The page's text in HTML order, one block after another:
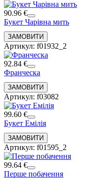
90.96 €
Букет Чарівна мить
Артикул: f01932_2
92.84 €
Франческа
Артикул: f03082
99.60 €
Букет Емілія
Артикул: f01595_2
99.64 €
Перше побачення